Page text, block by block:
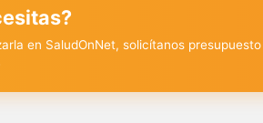
en SaludOnNet, solicítanos